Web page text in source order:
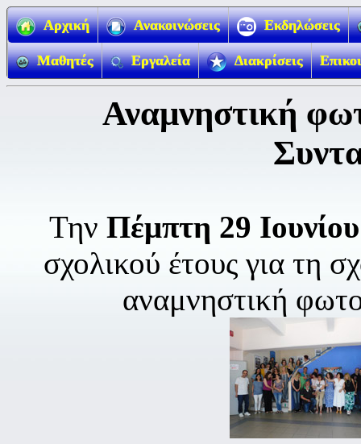
Αρχική Ανακοινώσεις Εκδηλώσεις
Μαθητές Εργαλεία Διακρίσεις
Αναμνηστική
Την Πέμπτη 29
σχολικού έτους για τη
αναμνηστική